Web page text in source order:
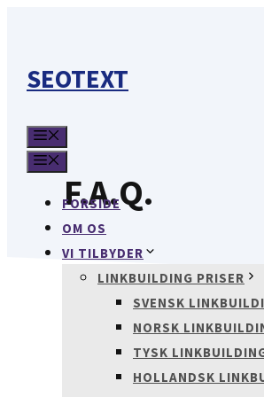
indholdSEOTEXT
FORSIDE
OM OS
VI TILBYDER
LINKBUILDING PRISER
SVENSK
NORSK
TYSK
HOLLANDSK
F.A.Q.